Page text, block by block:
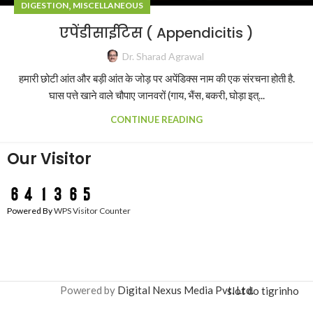
DIGESTION, MISCELLANEOUS
एपेंडीसाईटिस ( Appendicitis )
Dr. Sharad Agrawal
हमारी छोटी आंत और बड़ी आंत के जोड़ पर अपेंडिक्स नाम की एक संरचना होती है.
घास पत्ते खाने वाले चौपाए जानवरों (गाय, भैंस, बकरी, घोड़ा इत्...
CONTINUE READING
Our Visitor
Powered ByWPS Visitor Counter
Powered by Digital Nexus Media Pvt. Ltd.slot do tigrinho